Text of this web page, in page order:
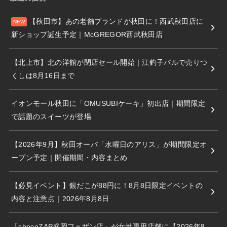
【秋田市】あの老舗ブランドが秋田に！西武秋田店に
新ショップ誕生予定｜McGREGOR西武秋田店
【北上市】北の洋館が閉店セール開始｜江釣子パルで売りつ
くしは8月16日まで
イオンモール秋田に「OMUSUBIケーキ」初出店｜期間限定
で話題のスイーツが登場
【2026年9月】秋田オーパ「水曜日のアリス」が期間限定オ
ープン予定｜開催期間・内容まとめ
【必見イベント】銀だこが88円に！8月8日限定イベントの
内容と注意点｜2026年8月8日